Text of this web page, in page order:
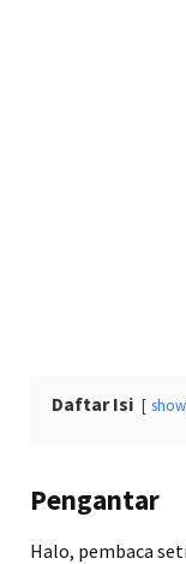
Daftar Isi show
Pengantar
Halo, pembaca